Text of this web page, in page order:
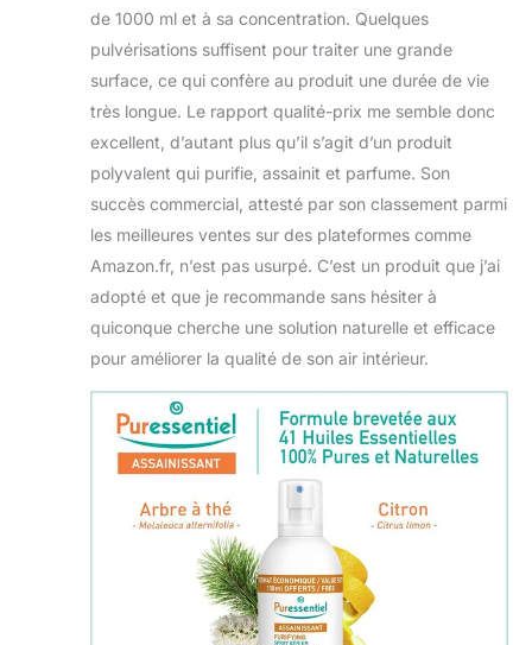
de 1000 ml et à sa concentration. Quelques
pulvérisations suffisent pour traiter une grande
surface, ce qui confère au produit une durée de vie
très longue. Le rapport qualité-prix me semble donc
excellent, d’autant plus qu’il s’agit d’un produit
polyvalent qui purifie, assainit et parfume. Son
succès commercial, attesté par son classement parmi
les meilleures ventes sur des plateformes comme
Amazon.fr, n’est pas usurpé. C’est un produit que j’ai
adopté et que je recommande sans hésiter à
quiconque cherche une solution naturelle et efficace
pour améliorer la qualité de son air intérieur.